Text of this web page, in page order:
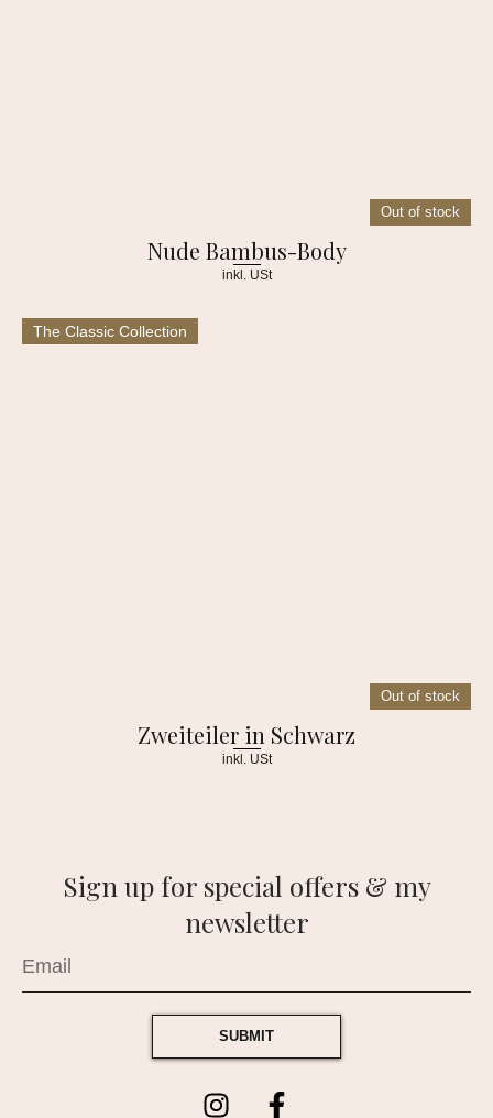
Out of stock
Nude Bambus-Body
inkl. USt
The Classic Collection
Out of stock
Zweiteiler in Schwarz
inkl. USt
Sign up for special offers & my
newsletter
SUBMIT